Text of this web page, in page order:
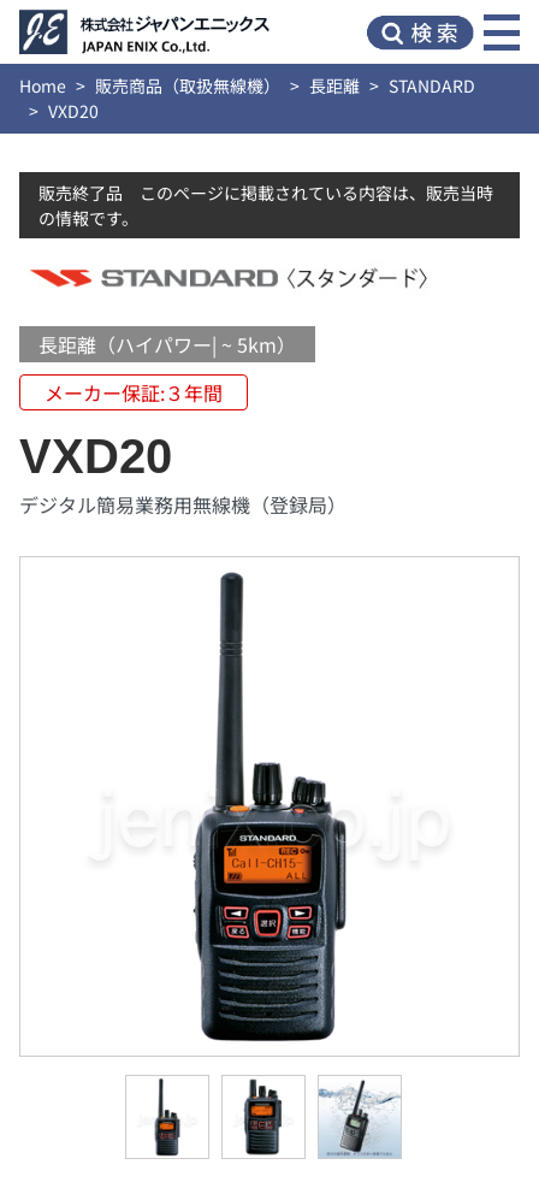
Home 販売商品（取扱無線機） 長距離
STANDARD
VXD20
販売終了品 このページに掲載されている内容は、販売当時
の情報です。
長距離（ハイパワー| ~ 5km）
メーカー保証:３年間
VXD20
デジタル簡易業務用無線機（登録局）